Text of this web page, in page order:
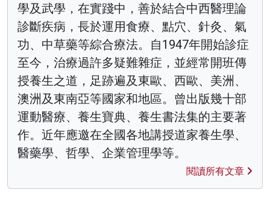
學及武學，在實踐中，善於結合中西醫理論
診斷疾病，長於運用食療、點穴、針灸、氣
功、中草藥等綜合療法。自1947年開始診症
至今，治療過許多疑難雜症，並經常開班傳
授養生之道，足跡遍及東歐、西歐、美洲、
澳洲及東南亞等國家和地區。曾出版幾十部
運動醫療、養生寶典、養生書法集的主要著
作。近年應邀在全國各地講授道家養生學、
醫藥學、哲學、企業管理學等。
閱讀所有文章